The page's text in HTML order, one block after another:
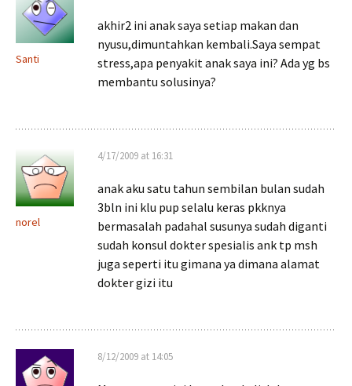
Santi
akhir2 ini anak saya setiap makan dan
nyusu,dimuntahkan kembali.Saya sempat
stress,apa penyakit anak saya ini? Ada yg bs
membantu solusinya?
norel
4/17/2009 at 16:31
anak aku satu tahun sembilan bulan sudah
3bln ini klu pup selalu keras pkknya
bermasalah padahal susunya sudah diganti
sudah konsul dokter spesialis ank tp msh
juga seperti itu gimana ya dimana alamat
dokter gizi itu
8/12/2009 at 14:05